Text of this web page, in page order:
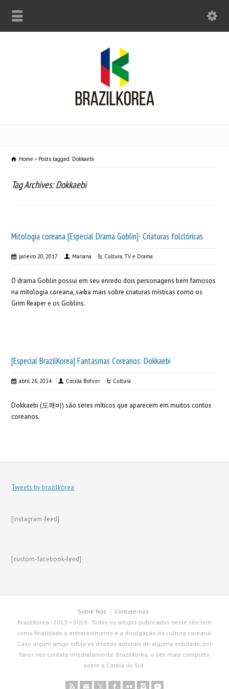
Home Posts tagged: Dokkaebi
Tag Archives: Dokkaebi
Mitologia coreana [Especial Drama Goblin]- Criaturas folclóricas
janeiro 20, 2017 Mariana Cultura,TV e Drama
O drama Goblin possui em seu enredo dois personagens bem famosos
na mitologia coreana, saiba mais sobre criaturas místicas como os
Grim Reaper e os Goblins.
[Especial BrazilKorea] Fantasmas Coreanos: Dokkaebi
abril 26, 2014 Cecilia Bohrer Cultura
Dokkaebi (도깨비) são seres míticos que aparecem em muitos contos
coreanos.
Tweets by brazilkorea
[instagram-feed]
[custom-facebook-feed]
Sobre Nós
Contate-nos
BrazilKorea - 2013 • 2019 - Todos os artigos publicados neste site tem
como finalidade o entretenimento e a divulgação da cultura coreana.
Caso algum artigo inflija os direitos autorais de alguma entidade, por
favor nos contate imediatamente. BrazilKorea, o site mais completo
sobre a Coreia do Sul.